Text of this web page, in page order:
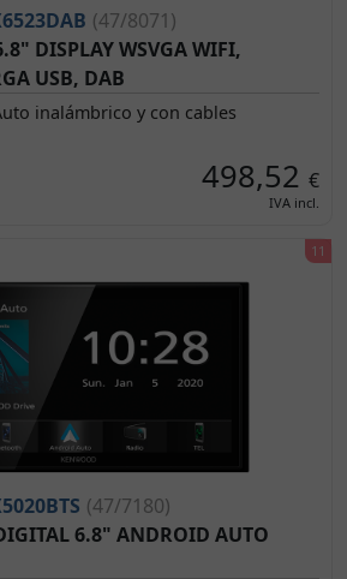
(47/8071)
DISPLAY WSVGA WIFI,
USB, DAB
inalámbrico y con cables
498,52 €
IVA incl.
(47/7180)
6.8" ANDROID AUTO